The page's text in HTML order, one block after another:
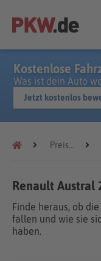
Kostenlose
Was ist dein Auto
Jetzt kostenlos
Preistrends
Renault Austral
Finde heraus, ob
fallen und wie sie
haben.